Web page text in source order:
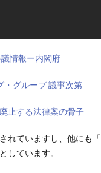
情報ー内閣府
・グループ 議事次第
止する法律案の骨子
れていますし、他にも「
しています。